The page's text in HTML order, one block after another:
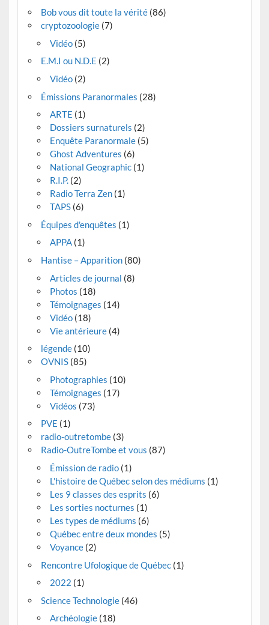
Bob vous dit toute la vérité(86)
cryptozoologie(7)
Vidéo(5)
E.M.I ou N.D.E (2)
Vidéo(2)
Émissions Paranormales (28)
ARTE (1)
Dossiers surnaturels (2)
Enquête Paranormale(5)
Ghost Adventures (6)
National Geographic(1)
R.I.P.(2)
Radio Terra Zen(1)
TAPS(6)
Équipes d'enquêtes (1)
APPA(1)
Hantise – Apparition(80)
Articles de journal (8)
Photos (18)
Témoignages (14)
Vidéo(18)
Vie antérieure(4)
légende(10)
OVNIS(85)
Photographies (10)
Témoignages (17)
Vidéos (73)
PVE (1)
radio-outretombe(3)
Radio-OutreTombe et vous (87)
Émission de radio(1)
L'histoire de Québec selon des médiums (1)
Les 9 classes des esprits (6)
Les sorties nocturnes (1)
Les types de médiums (6)
Québec entre deux mondes (5)
Voyance(2)
Rencontre Ufologique de Québec(1)
2022 (1)
Science Technologie(46)
Archéologie(18)